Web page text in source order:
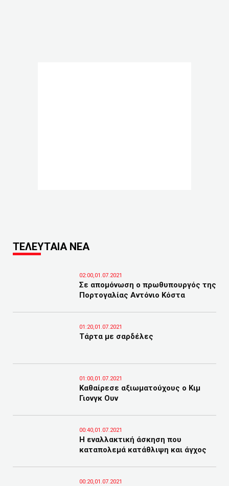
ΤΕΛΕΥΤΑΙΑ ΝΕΑ
02:00,01.07.2021
Σε απομόνωση ο πρωθυπουργός της
Πορτογαλίας Αντόνιο Κόστα
01:20,01.07.2021
Τάρτα με σαρδέλες
01:00,01.07.2021
Καθαίρεσε αξιωματούχους ο Κιμ
Γιονγκ Ουν
00:40,01.07.2021
Η εναλλακτική άσκηση που
καταπολεμά κατάθλιψη και άγχος
00:20,01.07.2021